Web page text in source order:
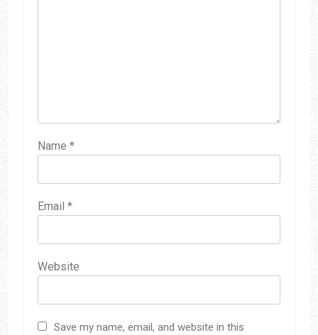
Name *
Email *
Website
Save my name, email, and website in this